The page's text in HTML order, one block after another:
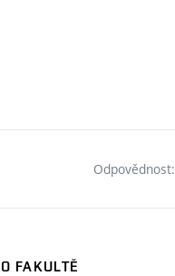
Odpovědnost:
O FAKULTĚ